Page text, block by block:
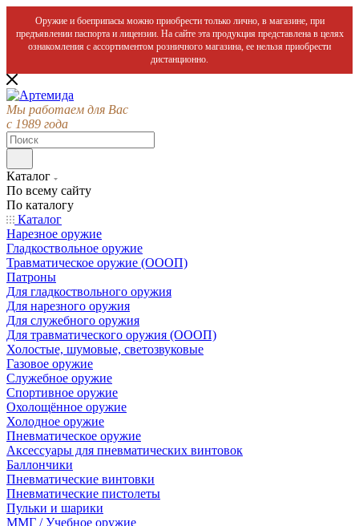
Оружие и боеприпасы можно приобрести только лично, в магазине, при
предъявлении паспорта и лицензии. На сайте эта продукция представлена в целях
ознакомления с ассортиментом розничного магазина, ее нельзя приобрести
дистанционно.
Мы работаем для Вас
с 1989 года
Каталог
По всему сайту
По каталогу
Каталог
Нарезное оружие
Гладкоствольное оружие
Травматическое оружие (ОООП)
Патроны
Для гладкоствольного оружия
Для нарезного оружия
Для служебного оружия
Для травматического оружия (ОООП)
Холостые, шумовые, светозвуковые
Газовое оружие
Служебное оружие
Спортивное оружие
Охолощённое оружие
Холодное оружие
Пневматическое оружие
Аксессуары для пневматических винтовок
Баллончики
Пневматические винтовки
Пневматические пистолеты
Пульки и шарики
ММГ / Учебное оружие